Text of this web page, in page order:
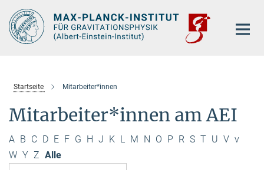
Hauptinhalt
Startseite Mitarbeiter*innen
Mitarbeiter*innen am AEI
A B C D E F G H J K L M N O P R S T U V v
W Y Z Alle